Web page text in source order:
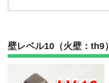
壁レベル10（火壁：th9）